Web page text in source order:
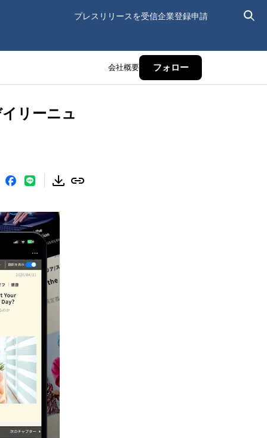
プレスリリースを受信企業登録申請
会社概要 フォロー
リーニュ